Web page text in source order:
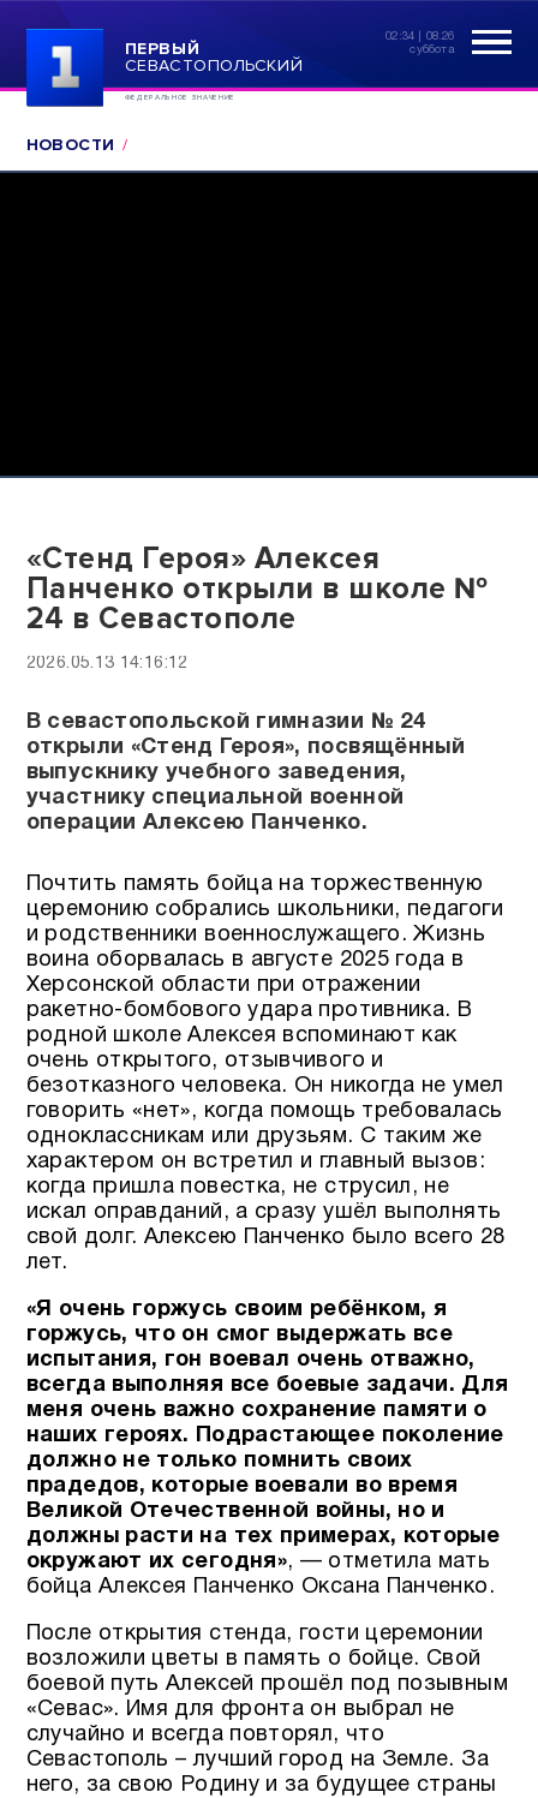
ПЕРВЫЙ
СЕВАСТОПОЛЬСКИЙ
ФЕДЕРАЛЬНОЕ ЗНАЧЕНИЕ
02:34 | 08.26
суббота
НОВОСТИ
«Стенд Героя» Алексея
Панченко открыли в школе №
24 в Севастополе
2026.05.13 14:16:12
В севастопольской гимназии № 24
открыли «Стенд Героя», посвящённый
выпускнику учебного заведения,
участнику специальной военной
операции Алексею Панченко.
Почтить память бойца на торжественную
церемонию собрались школьники, педагоги
и родственники военнослужащего. Жизнь
воина оборвалась в августе 2025 года в
Херсонской области при отражении
ракетно-бомбового удара противника. В
родной школе Алексея вспоминают как
очень открытого, отзывчивого и
безотказного человека. Он никогда не умел
говорить «нет», когда помощь требовалась
одноклассникам или друзьям. С таким же
характером он встретил и главный вызов:
когда пришла повестка, не струсил, не
искал оправданий, а сразу ушёл выполнять
свой долг. Алексею Панченко было всего 28
лет.
«Я очень горжусь своим ребёнком, я
горжусь, что он смог выдержать все
испытания, гон воевал очень отважно,
всегда выполняя все боевые задачи. Для
меня очень важно сохранение памяти о
наших героях. Подрастающее поколение
должно не только помнить своих
прадедов, которые воевали во время
Великой Отечественной войны, но и
должны расти на тех примерах, которые
окружают их сегодня», — отметила мать
бойца Алексея Панченко Оксана Панченко.
После открытия стенда, гости церемонии
возложили цветы в память о бойце. Свой
боевой путь Алексей прошёл под позывным
«Севас». Имя для фронта он выбрал не
случайно и всегда повторял, что
Севастополь – лучший город на Земле. За
него, за свою Родину и за будущее страны